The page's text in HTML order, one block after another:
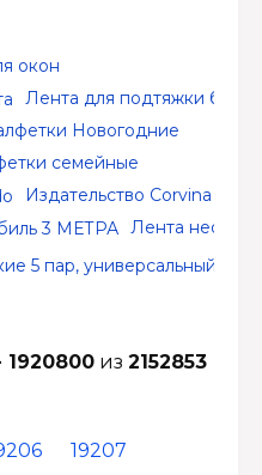
окон
Лента для подтяжки бюста
Новогодние
семейные
Издательство Corvina Kiado
Лента
5 пар, универсальный
1920800 из 2152853
19207